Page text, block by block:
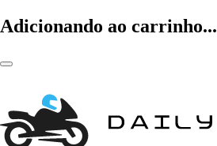
Adicionando ao carrinho...